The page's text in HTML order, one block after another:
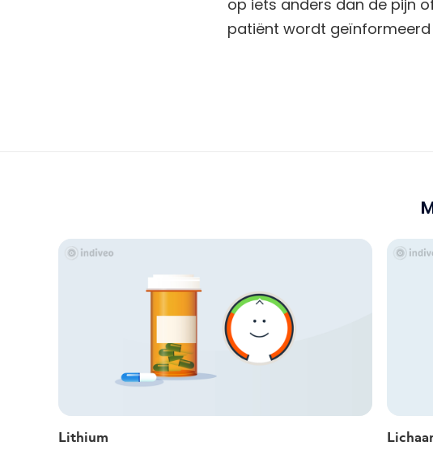
op iets anders dan de pijn
patiënt wordt
Lithium